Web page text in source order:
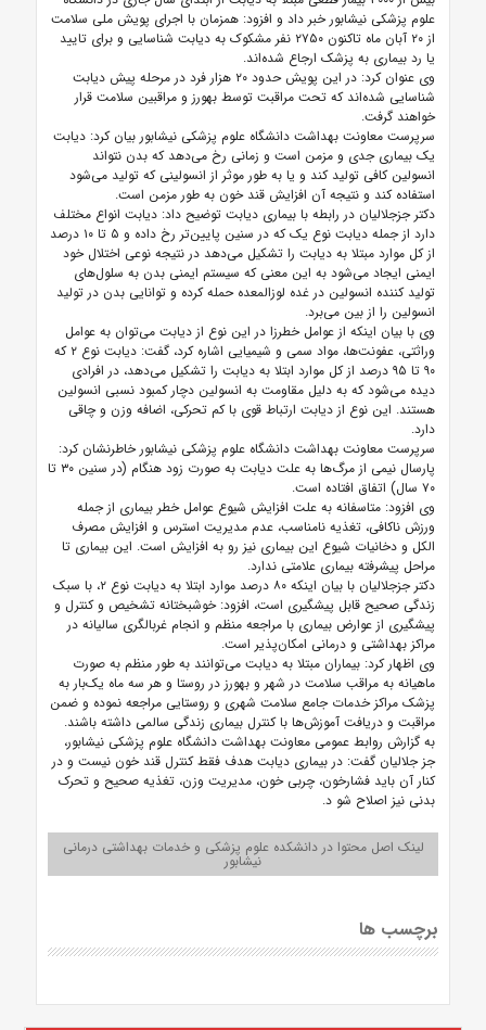
علوم پزشکی نیشابور خبر داد و افزود: همزمان با اجرای پویش ملی سلامت
از ۲۰ آبان ماه تاکنون ۲۷۵۰ نفر مشکوک به دیابت شناسایی و برای تایید
یا رد بیماری به پزشک ارجاع شده‌اند.
وی عنوان کرد: در این پویش حدود ۲۰ هزار فرد در مرحله پیش دیابت
شناسایی شده‌اند که تحت مراقبت توسط بهورز و مراقبین سلامت قرار
خواهند گرفت.
سرپرست معاونت بهداشت دانشگاه علوم پزشکی نیشابور بیان کرد: دیابت
یک بیماری جدی و مزمن است و زمانی رخ می‌دهد که بدن نتواند
انسولین کافی تولید کند و یا به طور موثر از انسولینی که تولید می‌شود
استفاده کند و نتیجه آن افزایش قند خون به طور مزمن است.
دکتر جزجلالیان در رابطه با بیماری دیابت توضیح داد: دیابت انواع مختلف
دارد از جمله دیابت نوع یک که در سنین پایین‌تر رخ داده و ۵ تا ۱۰ درصد
از کل موارد مبتلا به دیابت را تشکیل می‌دهد در نتیجه نوعی اختلال خود
ایمنی ایجاد می‌شود به این معنی که سیستم ایمنی بدن به سلول‌های
تولید کننده انسولین در غده لوزالمعده حمله کرده و توانایی بدن در تولید
انسولین را از بین می‌برد.
وی با بیان اینکه از عوامل خطرزا در این نوع از دیابت می‌توان به عوامل
وراثتی، عفونت‌ها، مواد سمی و شیمیایی اشاره کرد، گفت: دیابت نوع ۲ که
۹۰ تا ۹۵ درصد از کل موارد ابتلا به دیابت را تشکیل می‌دهد، در افرادی
دیده می‌شود که به دلیل مقاومت به انسولین دچار کمبود نسبی انسولین
هستند. این نوع از دیابت ارتباط قوی با کم تحرکی، اضافه وزن و چاقی
دارد.
سرپرست معاونت بهداشت دانشگاه علوم پزشکی نیشابور خاطرنشان کرد:
پارسال نیمی از مرگ‌ها به علت دیابت به صورت زود هنگام (در سنین ۳۰ تا
۷۰ سال) اتفاق افتاده است.
وی افزود: متاسفانه به علت افزایش شیوع عوامل خطر بیماری از جمله
ورزش ناکافی، تغذیه نامناسب، عدم مدیریت استرس و افزایش مصرف
الکل و دخانیات شیوع این بیماری نیز رو به افزایش است. این بیماری تا
مراحل پیشرفته بیماری علامتی ندارد.
دکتر جزجلالیان با بیان اینکه ۸۰ درصد موارد ابتلا به دیابت نوع ۲، با سبک
زندگی صحیح قابل پیشگیری است، افزود: خوشبختانه تشخیص و کنترل و
پیشگیری از عوارض بیماری با مراجعه منظم و انجام غربالگری سالیانه در
مراکز بهداشتی و درمانی امکان‌پذیر است.
وی اظهار کرد: بیماران مبتلا به دیابت می‌توانند به طور منظم به صورت
ماهیانه به مراقب سلامت در شهر و بهورز در روستا و هر سه ماه یک‌بار به
پزشک مراکز خدمات جامع سلامت شهری و روستایی مراجعه نموده و ضمن
مراقبت و دریافت آموزش‌ها با کنترل بیماری زندگی سالمی داشته باشند.
به گزارش روابط عمومی معاونت بهداشت دانشگاه علوم پزشکی نیشابور،
جز جلالیان گفت: در بیماری دیابت هدف فقط کنترل قند خون نیست و در
کنار آن باید فشارخون، چربی خون، مدیریت وزن، تغذیه صحیح و تحرک
بدنی نیز اصلاح شو د.
لینک اصل محتوا در دانشکده علوم پزشکی و خدمات بهداشتی درمانی
نیشابور
برچسب ها